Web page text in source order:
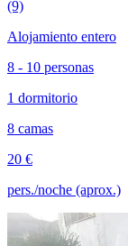
(9)
Alojamiento entero
8 - 10 personas
1 dormitorio
8 camas
20 €
pers./noche (aprox.)